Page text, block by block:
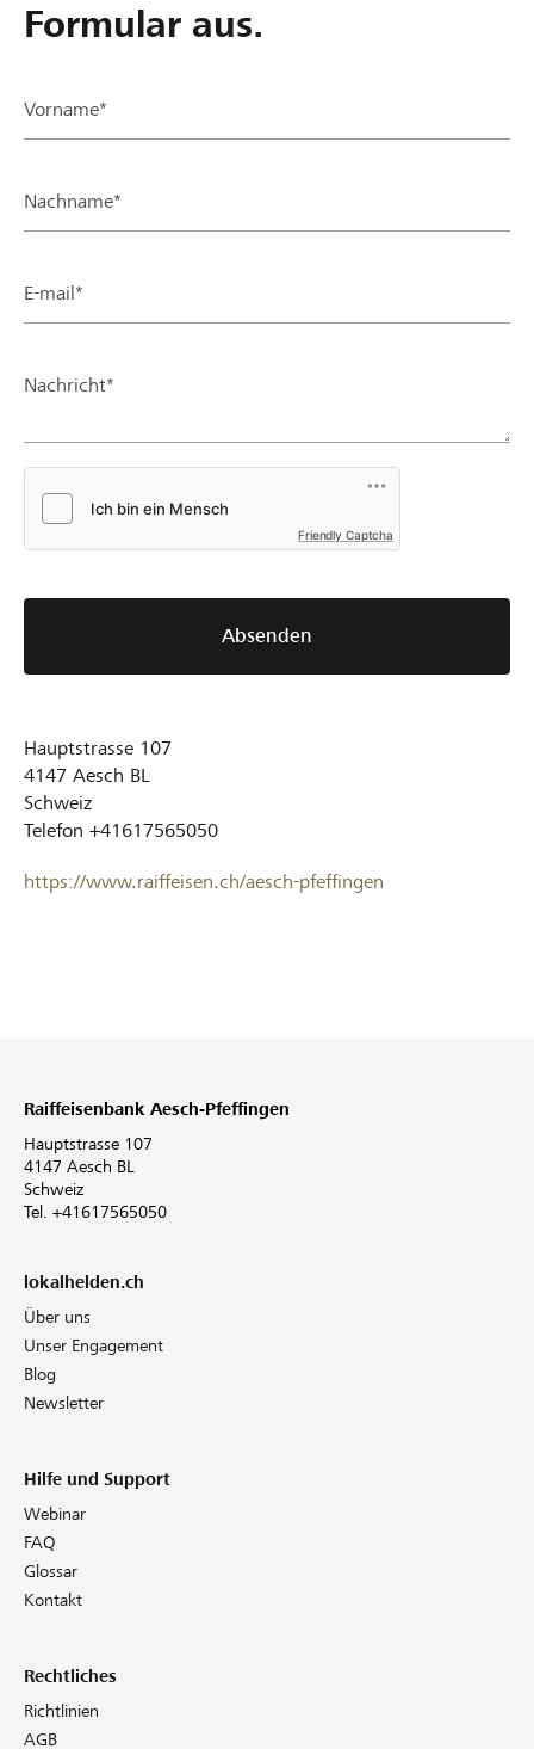
Formular aus.
Vorname*
Nachname*
E-mail*
Nachricht*
Friendly Captcha
Absenden
Hauptstrasse 107
4147 Aesch BL
Schweiz
Telefon +41617565050
https://www.raiffeisen.ch/aesch-pfeffingen
Raiffeisenbank Aesch-Pfeffingen
Hauptstrasse 107
4147 Aesch BL
Schweiz
Tel. +41617565050
lokalhelden.ch
Über uns
Unser Engagement
Blog
Newsletter
Hilfe und Support
Webinar
FAQ
Glossar
Kontakt
Rechtliches
Richtlinien
AGB